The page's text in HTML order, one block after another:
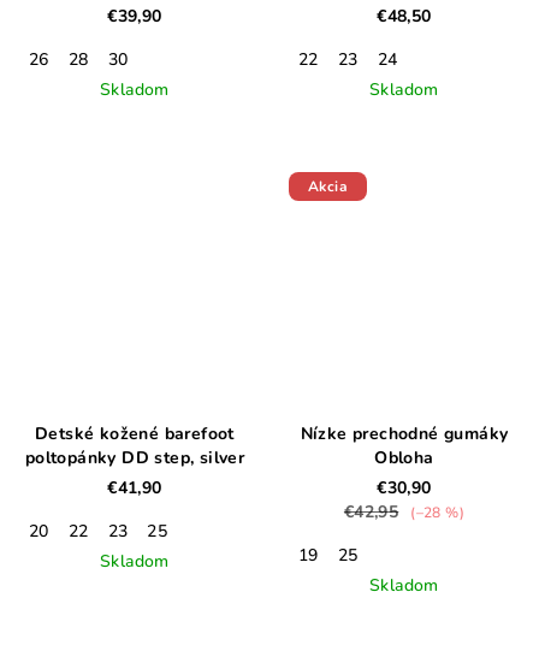
H063-51185AM
€39,90
26
28
30
Skladom
€48,50
22
23
24
Skladom
Detské kožené barefoot
poltopánky DD step, silver
€41,90
20
22 23
25
Skladom
Akcia
Nízke prechodné gumáky
Obloha
€30,90
€42,95
(–28 %)
19
25
Skladom